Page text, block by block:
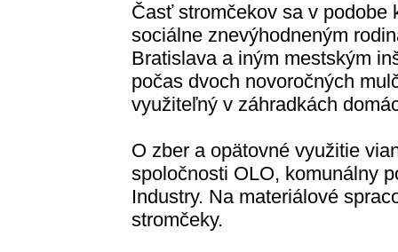
Časť stromčekov sa v podobe
sociálne znevýhodneným
Bratislava a iným mestským
počas dvoch novoročných
využiteľný v záhradkách
O zber a opätovné využitie
spoločnosti OLO, komunálny
Industry. Na materiálové
stromčeky.